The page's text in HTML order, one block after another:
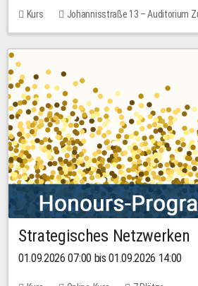
Kurs
Johannisstraße 13 – Auditorium
Keine freien Plätze
30,00 EUR
Strategisches Netzwerken
01.09.2026 07:00 bis 01.09.2026 14:00